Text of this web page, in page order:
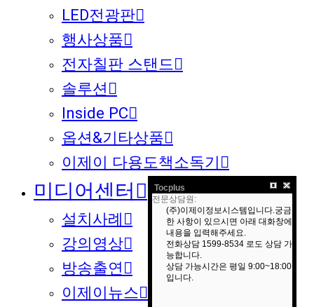
LED전광판
행사상품
전자칠판 스탠드
솔루션
Inside PC
옵션&기타상품
이제이 다용도책소독기
미디어센터
설치사례
강의영상
방송출연
이제이뉴스
Tocplus